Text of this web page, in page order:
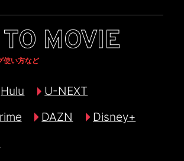
MOVIE
使い方など
Hulu
U-NEXT
DAZN
Disney+